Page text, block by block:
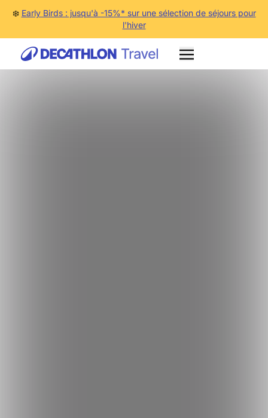
❄️ Early Birds : jusqu'à -15%* sur une sélection de séjours pour
l'hiver